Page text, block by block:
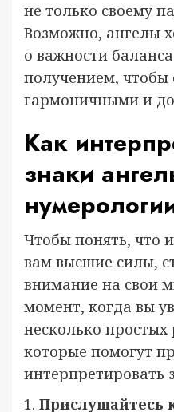
не только своему
Возможно, ангелы
о важности
получением,
гармоничными и
Как
знаки
Чтобы понять, что
вам высшие силы,
внимание на свои
момент, когда вы
несколько
которые помогут
интерпретировать
1. Прислушайтесь